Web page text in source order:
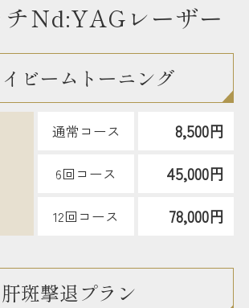
Nd:YAGレーザー
イビームトーニング
通常コース 8,500円
6回コース 45,000円
12回コース 78,000円
肝斑撃退プラン